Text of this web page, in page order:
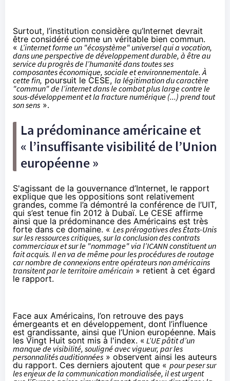
Surtout, l’institution considère qu’Internet devrait
être considéré comme un véritable bien commun.
« L’internet forme un "écosystème" universel qui a vocation,
dans une perspective de développement durable, à être au
service du progrès de l’humanité dans toutes ses
composantes économique, sociale et environnementale. À
cette fin, poursuit le CESE, la légitimation du caractère
"commun" de l’internet dans le combat plus large contre le
sous-développement et la fracture numérique (...) prend tout
son sens ».
La prédominance américaine et
« l’insuffisante visibilité de l’Union
européenne »
S'agissant de la gouvernance d’Internet, le rapport
explique que les oppositions sont relativement
grandes, comme l’a démontré la conférence de l’UIT,
qui s’est tenue fin 2012 à Dubaï. Le CESE affirme
ainsi que la prédominance des Américains est très
forte dans ce domaine. « Les prérogatives des États-Unis
sur les ressources critiques, sur la conclusion des contrats
commerciaux et sur le "nommage" via l’ICANN constituent un
fait acquis. Il en va de même pour les procédures de routage
car nombre de connexions entre opérateurs non américains
transitent par le territoire américain » retient à cet égard
le rapport.
Face aux Américains, l’on retrouve des pays
émergeants et en développement, dont l’influence
est grandissante, ainsi que l’Union européenne. Mais
les Vingt Huit sont mis à l'index. « L’UE pâtit d’un
manque de visibilité, souligné avec vigueur, par les
personnalités auditionnées » observent ainsi les auteurs
du rapport. Ces derniers ajoutent que « pour peser sur
les enjeux de la communication mondialisée, il est urgent